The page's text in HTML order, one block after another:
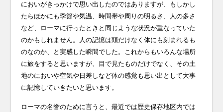
においがきっかけで思い出したのではありますが、もしかし
たらほかにも季節や気温、時間帯や周りの明るさ、人の多さ
など、ローマに行ったときと同じような状況が重なっていた
のかもしれません。人の記憶は頭だけなく体にも刻まれるも
のなのか、と実感した瞬間でした。これからもいろんな場所
に旅をすると思いますが、目で見たものだけでなく、その土
地のにおいや空気や日差しなど体の感覚も思い出として大事
に記憶していきたいと思います。
ローマの名誉のために言うと、最近では歴史保存地区内では